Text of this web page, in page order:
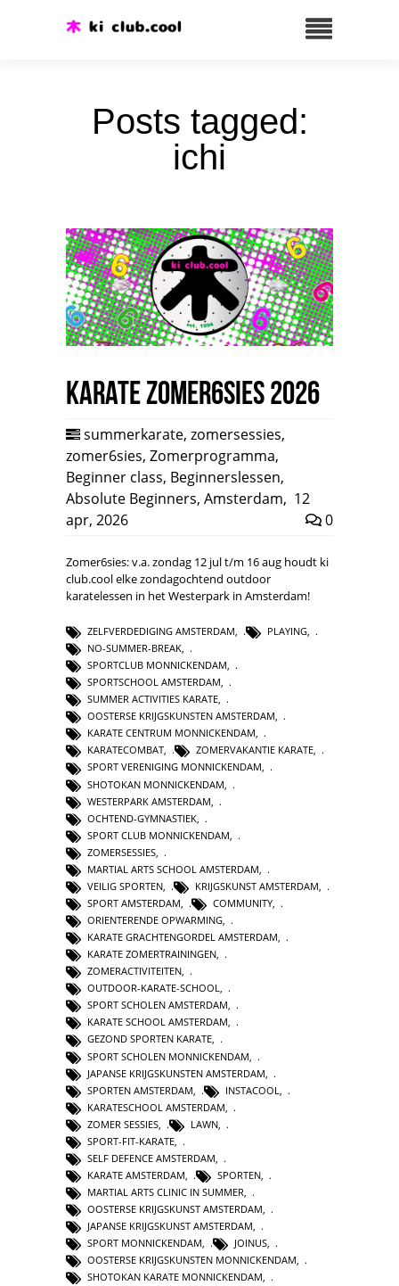
Posts tagged:
ichi
Karate Zomer6sies 2026
summerkarate, zomersessies,
zomer6sies, Zomerprogramma,
Beginner class, Beginnerslessen,
Absolute Beginners, Amsterdam, 12
apr, 2026
0
Zomer6sies: v.a. zondag 12 jul t/m 16 aug houdt ki
club.cool elke zondagochtend outdoor
karatelessen in het Westerpark in Amsterdam!
ZELFVERDEDIGING AMSTERDAM PLAYING
NO-SUMMER-BREAK,
SPORTCLUB MONNICKENDAM,
SPORTSCHOOL AMSTERDAM,
SUMMER ACTIVITIES KARATE,
OOSTERSE KRIJGSKUNSTEN AMSTERDAM,
KARATE CENTRUM MONNICKENDAM,
KARATECOMBAT, ZOMERVAKANTIE KARATE,
SPORT VERENIGING MONNICKENDAM,
SHOTOKAN MONNICKENDAM
WESTERPARK AMSTERDAM
OCHTEND-GYMNASTIEK
SPORT CLUB MONNICKENDAM
ZOMERSESSIES
MARTIAL ARTS SCHOOL AMSTERDAM
VEILIG SPORTEN
KRIJGSKUNST AMSTERDAM
SPORT AMSTERDAM
COMMUNITY
ORIENTERENDE OPWARMING,
KARATE GRACHTENGORDEL AMSTERDAM,
KARATE ZOMERTRAININGEN,
ZOMERACTIVITEITEN,
OUTDOOR-KARATE-SCHOOL,
SPORT SCHOLEN AMSTERDAM,
KARATE SCHOOL AMSTERDAM,
GEZOND SPORTEN KARATE,
SPORT SCHOLEN MONNICKENDAM
JAPANSE KRIJGSKUNSTEN AMSTERDAM
SPORTEN AMSTERDAM
INSTACOOL
KARATESCHOOL AMSTERDAM
ZOMER SESSIES
LAWN
SPORT-FIT-KARATE
SELF DEFENCE AMSTERDAM
KARATE AMSTERDAM
SPORTEN
MARTIAL ARTS CLINIC IN SUMMER,
OOSTERSE KRIJGSKUNST AMSTERDAM,
JAPANSE KRIJGSKUNST AMSTERDAM,
SPORT MONNICKENDAM, JOINUS,
OOSTERSE KRIJGSKUNSTEN MONNICKENDAM,
SHOTOKAN KARATE MONNICKENDAM,